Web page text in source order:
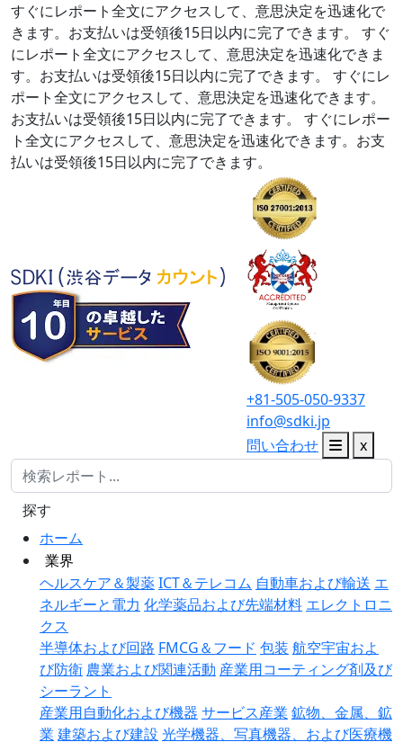
すぐにレポート全文にアクセスして、意思決定を迅速化で
きます。お支払いは受領後15日以内に完了できます。
すぐ
にレポート全文にアクセスして、意思決定を迅速化できま
す。お支払いは受領後15日以内に完了できます。
すぐにレ
ポート全文にアクセスして、意思決定を迅速化できます。
お支払いは受領後15日以内に完了できます。
すぐにレポー
ト全文にアクセスして、意思決定を迅速化できます。お支
払いは受領後15日以内に完了できます。
+81-505-050-9337
info@sdki.jp
問い合わせ
x
ホーム
業界
ヘルスケア＆製薬ICT＆テレコム 自動車および輸送 エ
ネルギーと電力 化学薬品および先端材料 エレクトロニ
クス
半導体および回路 FMCG＆フード 包装 航空宇宙およ
び防衛 農業および関連活動 産業用コーティング剤及び
シーラント
産業用自動化および機器 サービス産業 鉱物、金属、鉱
業 建築および建設 光学機器、写真機器、および医療機
探す